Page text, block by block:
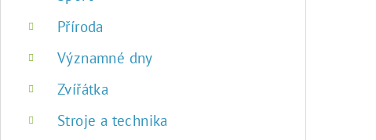
Příroda
Významné dny
Zvířátka
Stroje a technika